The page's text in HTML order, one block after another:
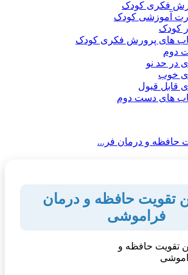
فکری کودک
آموزشی کودک
کودک
های پرورش فکری کودک
دوم
در حد نو
خوب
قابل قبول
های دست دوم
حافظه و درمان فر...
تقویت حافظه و درمان
فراموشی